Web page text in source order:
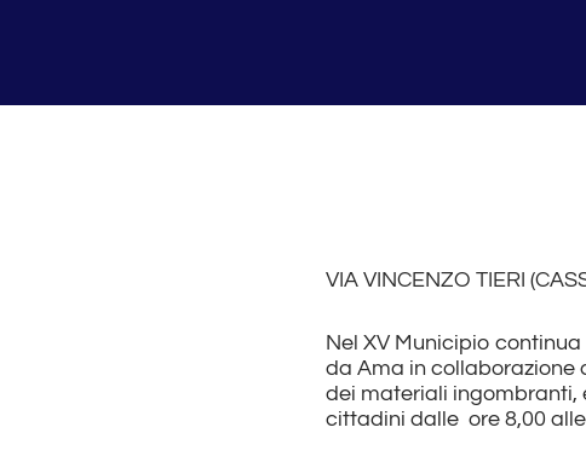
VIA VINCENZO TIERI
Nel XV Municipio continua
da Ama in collaborazione
dei materiali ingombranti,
cittadini dalle ore 8,00 alle